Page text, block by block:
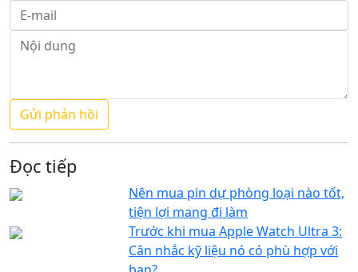
Đọc tiếp
Nên mua pin dự phòng loại nào tốt,
tiện lợi mang đi làm
Trước khi mua Apple Watch Ultra 3:
Cân nhắc kỹ liệu nó có phù hợp với